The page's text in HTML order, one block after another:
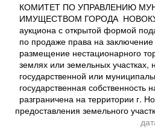
КОМИТЕТ ПО УПРАВЛЕНИЮ
ИМУЩЕСТВОМ ГОРОДА
аукциона с открытой формой
по продаже права на
размещение нестационарного
землях или земельных участках,
государственной или
государственная собственность
разграничена на территории г.
предоставления земельного